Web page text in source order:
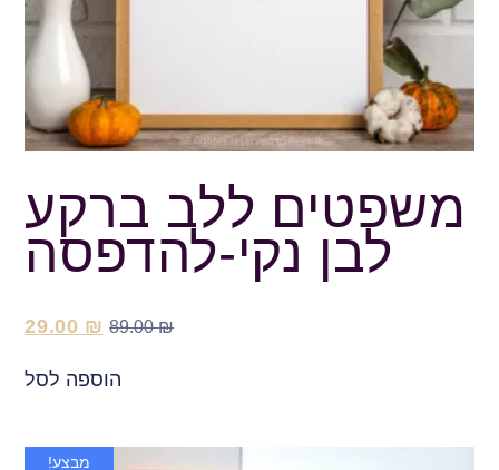
משפטים ללב ברקע
לבן נקי-להדפסה
89.00₪
29.00 ₪
הוספה לסל
מבצע!